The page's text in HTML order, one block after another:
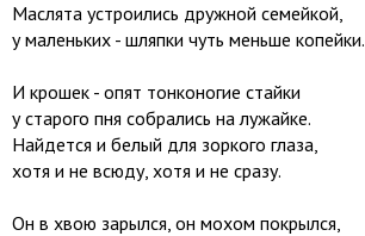
Маслята устроились дружной семейкой,
у маленьких - шляпки чуть меньше копейки.
И крошек - опят тонконогие стайки
у старого пня собрались на лужайке.
Найдется и белый для зоркого глаза,
хотя и не всюду, хотя и не сразу.
Он в хвою зарылся, он мохом покрылся,